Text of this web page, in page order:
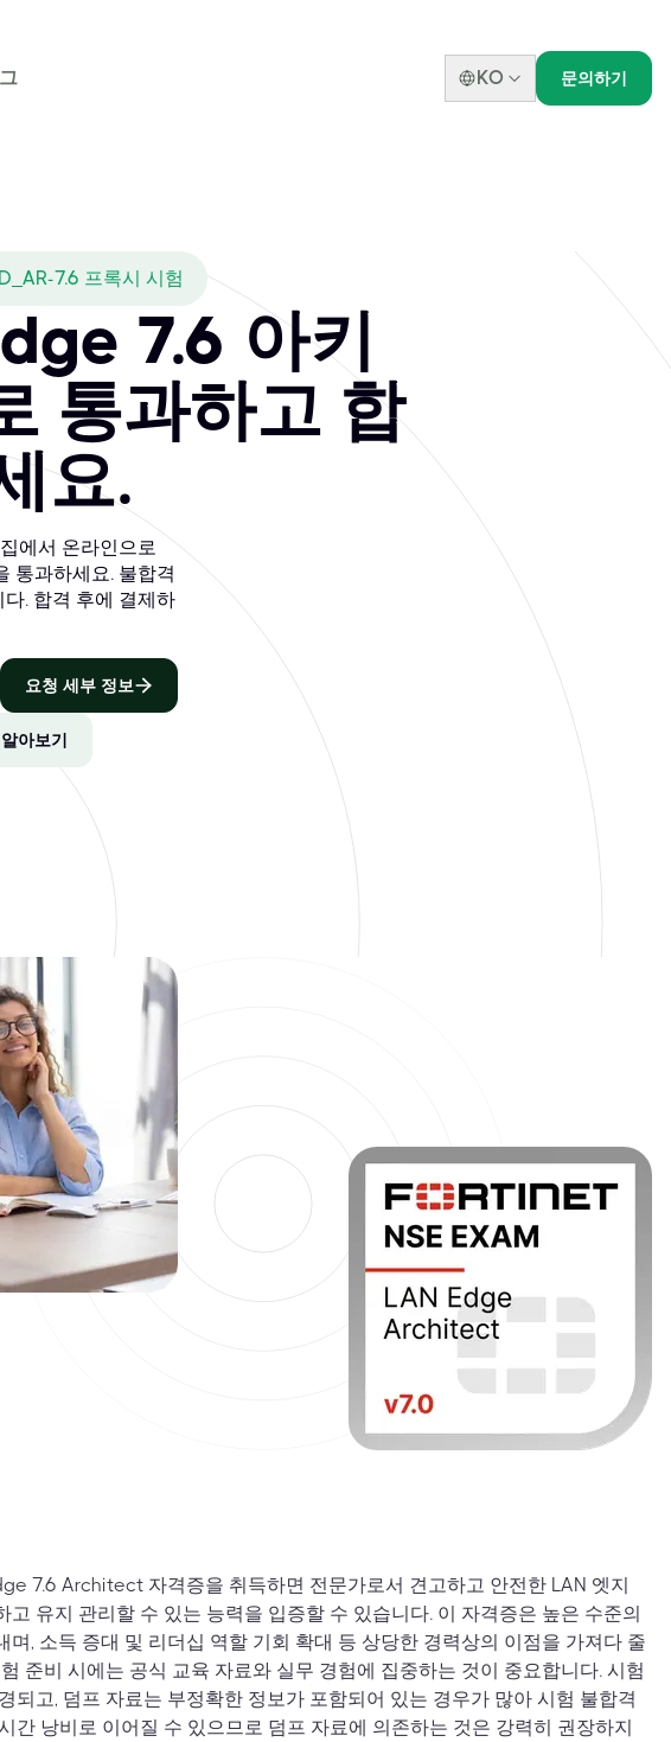
KO 문의하기
7.6 프록시 시험
7.6 아키
통과하고 합
요.
에서 온라인으로
통과하세요. 불합격
. 합격 후에 결제하
요청 세부 정보
아보기
7.6 Architect 자격증을 취득하면 전문가로서 견고하고 안전한 LAN 엣지
고 유지 관리할 수 있는 능력을 입증할 수 있습니다. 이 자격증은 높은 수준의
며, 소득 증대 및 리더십 역할 기회 확대 등 상당한 경력상의 이점을 가져다 줄
준비 시에는 공식 교육 자료와 실무 경험에 집중하는 것이 중요합니다. 시험
되고, 덤프 자료는 부정확한 정보가 포함되어 있는 경우가 많아 시험 불합격
간 낭비로 이어질 수 있으므로 덤프 자료에 의존하는 것은 강력히 권장하지